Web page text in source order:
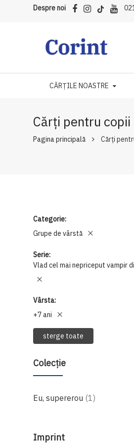
Despre noi
CĂRȚILE NOASTRE
Cărți pentru copii
Pagina principală Cărți
Categorie
Grupe de vârstă
Serie
Vlad cel mai nepriceput vampir
Vârsta
+7 ani
sterge toate
Colecție
Eu, supererou 1produs
Imprint